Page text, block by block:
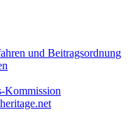
und Beitragsordnung
Kommission